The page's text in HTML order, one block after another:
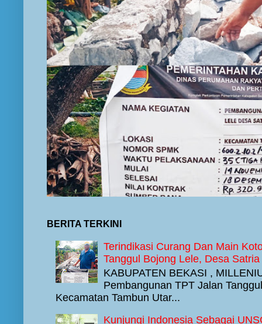
BERITA TERKINI
Terindikasi Curang Dan Main
Tanggul Bojong Lele, Desa
KABUPATEN BEKASI ,
Pembangunan TPT Jalan
Kecamatan Tambun Utar...
Kunjungi Indonesia Sebagai